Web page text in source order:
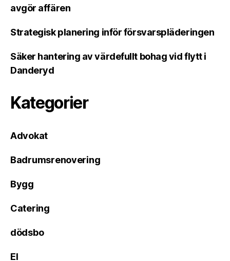
avgör affären
Strategisk planering inför försvarspläderingen
Säker hantering av värdefullt bohag vid flytt i
Danderyd
Kategorier
Advokat
Badrumsrenovering
Bygg
Catering
dödsbo
El